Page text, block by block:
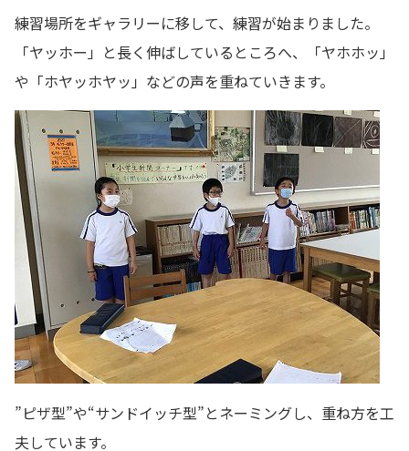
練習場所をギャラリーに移して、練習が始まりました。
「ヤッホー」と長く伸ばしているところへ、「ヤホホッ」
や「ホヤッホヤッ」などの声を重ねていきます。
”ピザ型”や“サンドイッチ型”とネーミングし、重ね方を工
夫しています。